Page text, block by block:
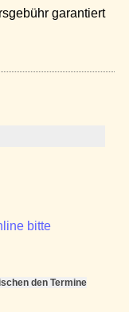
garantiert
bitte
den Termine